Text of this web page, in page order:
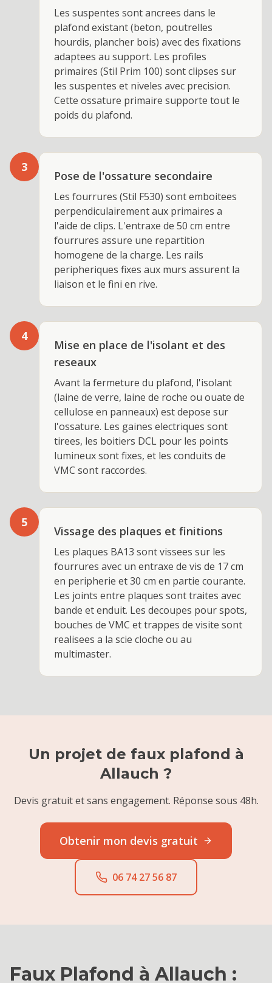
Les suspentes sont ancrees dans le
plafond existant (beton, poutrelles
hourdis, plancher bois) avec des fixations
adaptees au support. Les profiles
primaires (Stil Prim 100) sont clipses sur
les suspentes et niveles avec precision.
Cette ossature primaire supporte tout le
poids du plafond.
3
Pose de l'ossature secondaire
Les fourrures (Stil F530) sont emboitees
perpendiculairement aux primaires a
l'aide de clips. L'entraxe de 50 cm entre
fourrures assure une repartition
homogene de la charge. Les rails
peripheriques fixes aux murs assurent la
liaison et le fini en rive.
4
Mise en place de l'isolant et des
reseaux
Avant la fermeture du plafond, l'isolant
(laine de verre, laine de roche ou ouate de
cellulose en panneaux) est depose sur
l'ossature. Les gaines electriques sont
tirees, les boitiers DCL pour les points
lumineux sont fixes, et les conduits de
VMC sont raccordes.
5
Vissage des plaques et finitions
Les plaques BA13 sont vissees sur les
fourrures avec un entraxe de vis de 17 cm
en peripherie et 30 cm en partie courante.
Les joints entre plaques sont traites avec
bande et enduit. Les decoupes pour spots,
bouches de VMC et trappes de visite sont
realisees a la scie cloche ou au
multimaster.
Un projet de faux plafond à
Allauch ?
Devis gratuit et sans engagement. Réponse sous 48h.
Obtenir mon devis gratuit
06 74 27 56 87
Faux Plafond à Allauch :